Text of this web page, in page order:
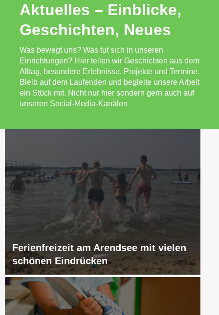
Aktuelles – Einblicke,
Geschichten, Neues
Was bewegt uns? Was tut sich in unseren
Einrichtungen? Hier teilen wir Geschichten aus dem
Alltag, besondere Erlebnisse, Projekte und Termine.
Bleib auf dem Laufenden und begleite unsere Arbeit
ein Stück mit. Nicht nur hier sondern gern auch auf
unseren Social-Media-Kanälen
Ferienfreizeit am Arendsee mit vielen
schönen Eindrücken